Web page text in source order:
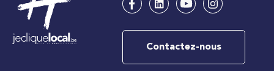
Contactez-nous